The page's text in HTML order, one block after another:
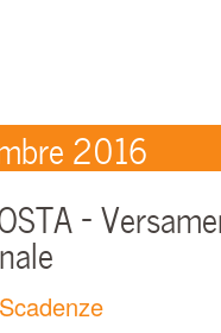
2016
–
Scadenze